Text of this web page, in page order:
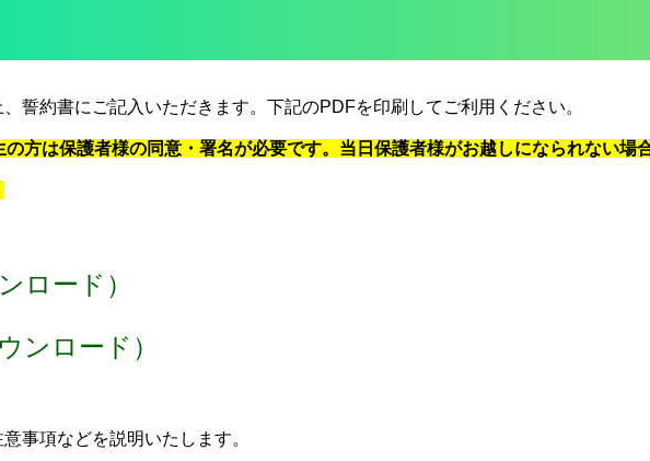
誓約書にご記入いただきます。 下記のPDFを印刷してご利用ください。
の方は保護者様の同意・署名が必要です。当日保護者様がお越しになられない
ロード）
ンロード）
事項などを説明いたします。